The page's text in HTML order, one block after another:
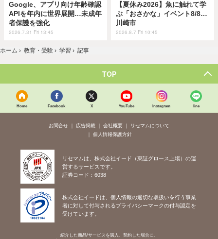
Google、アプリ向け年齢確認
APIを年内に世界展開…未成年
者保護を強化
2026.7.31 Fri 13:45
【夏休み2026】魚に触れて学
ぶ「おさかな」イベント8/8…
川崎市
2026.8.7 Fri 10:45
ホーム › 教育・受験 › 学習 › 記事
TOP
Home Facebook X YouTube Instagram line
お問合せ 広告掲載 会社概要
リセマムについて
個人情報保護方針
リセマムは、株式会社イード（東証グロース上場）の運
営するサービスです。
証券コード：6038
株式会社イードは、個人情報の適切な取扱いを行う事業
者に対して付与されるプライバシーマークの付与認定を
受けています。
紹介した商品/サービスを購入、契約した場合に、